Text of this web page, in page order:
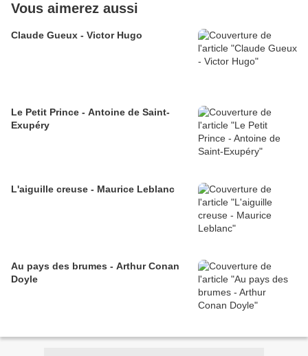
Vous aimerez aussi
Claude Gueux - Victor Hugo
Le Petit Prince - Antoine de Saint-
Exupéry
L'aiguille creuse - Maurice Leblanc
Au pays des brumes - Arthur Conan
Doyle